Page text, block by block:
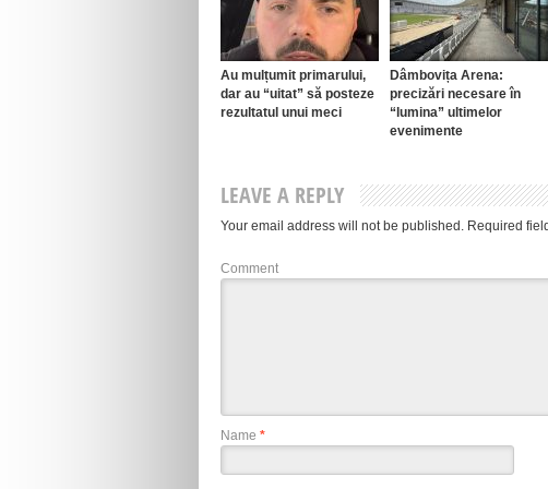
Au mulțumit primarului,
dar au “uitat” să posteze
rezultatul unui meci
Dâmbovița Arena:
precizări necesare în
“lumina” ultimelor
evenimente
LEAVE A REPLY
Your email address will not be published. Required
Comment
Name *